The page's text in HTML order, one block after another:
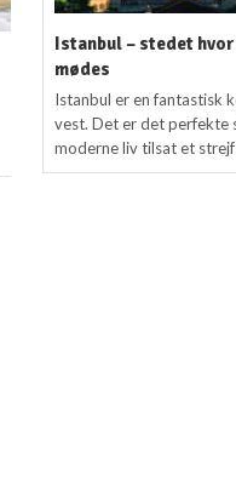
Istanbul – stedet
mødes
Istanbul er en fantastisk
vest. Det er det perfekte
moderne liv tilsat et